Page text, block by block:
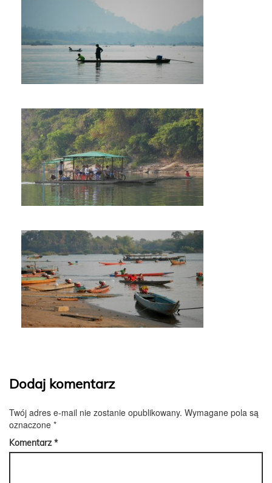
Dodaj komentarz
Twój adres e-mail nie zostanie opublikowany. Wymagane pola są
oznaczone *
Komentarz*